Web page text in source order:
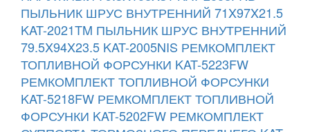
ПЫЛЬНИК ШРУС ВНУТРЕННИЙ 71X97X21.5
KAT-2021TM ПЫЛЬНИК ШРУС ВНУТРЕННИЙ
79.5X94X23.5 KAT-2005NIS РЕМКОMПЛЕКТ
ТОПЛИВНОЙ ФОРСУНКИ KAT-5223FW
РЕМКОMПЛЕКТ ТОПЛИВНОЙ ФОРСУНКИ
KAT-5218FW РЕМКОMПЛЕКТ ТОПЛИВНОЙ
ФОРСУНКИ KAT-5202FW РЕМКОМПЛЕКТ